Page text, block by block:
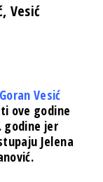
Vesić
Vesić
ove godine
godine jer
Jelena